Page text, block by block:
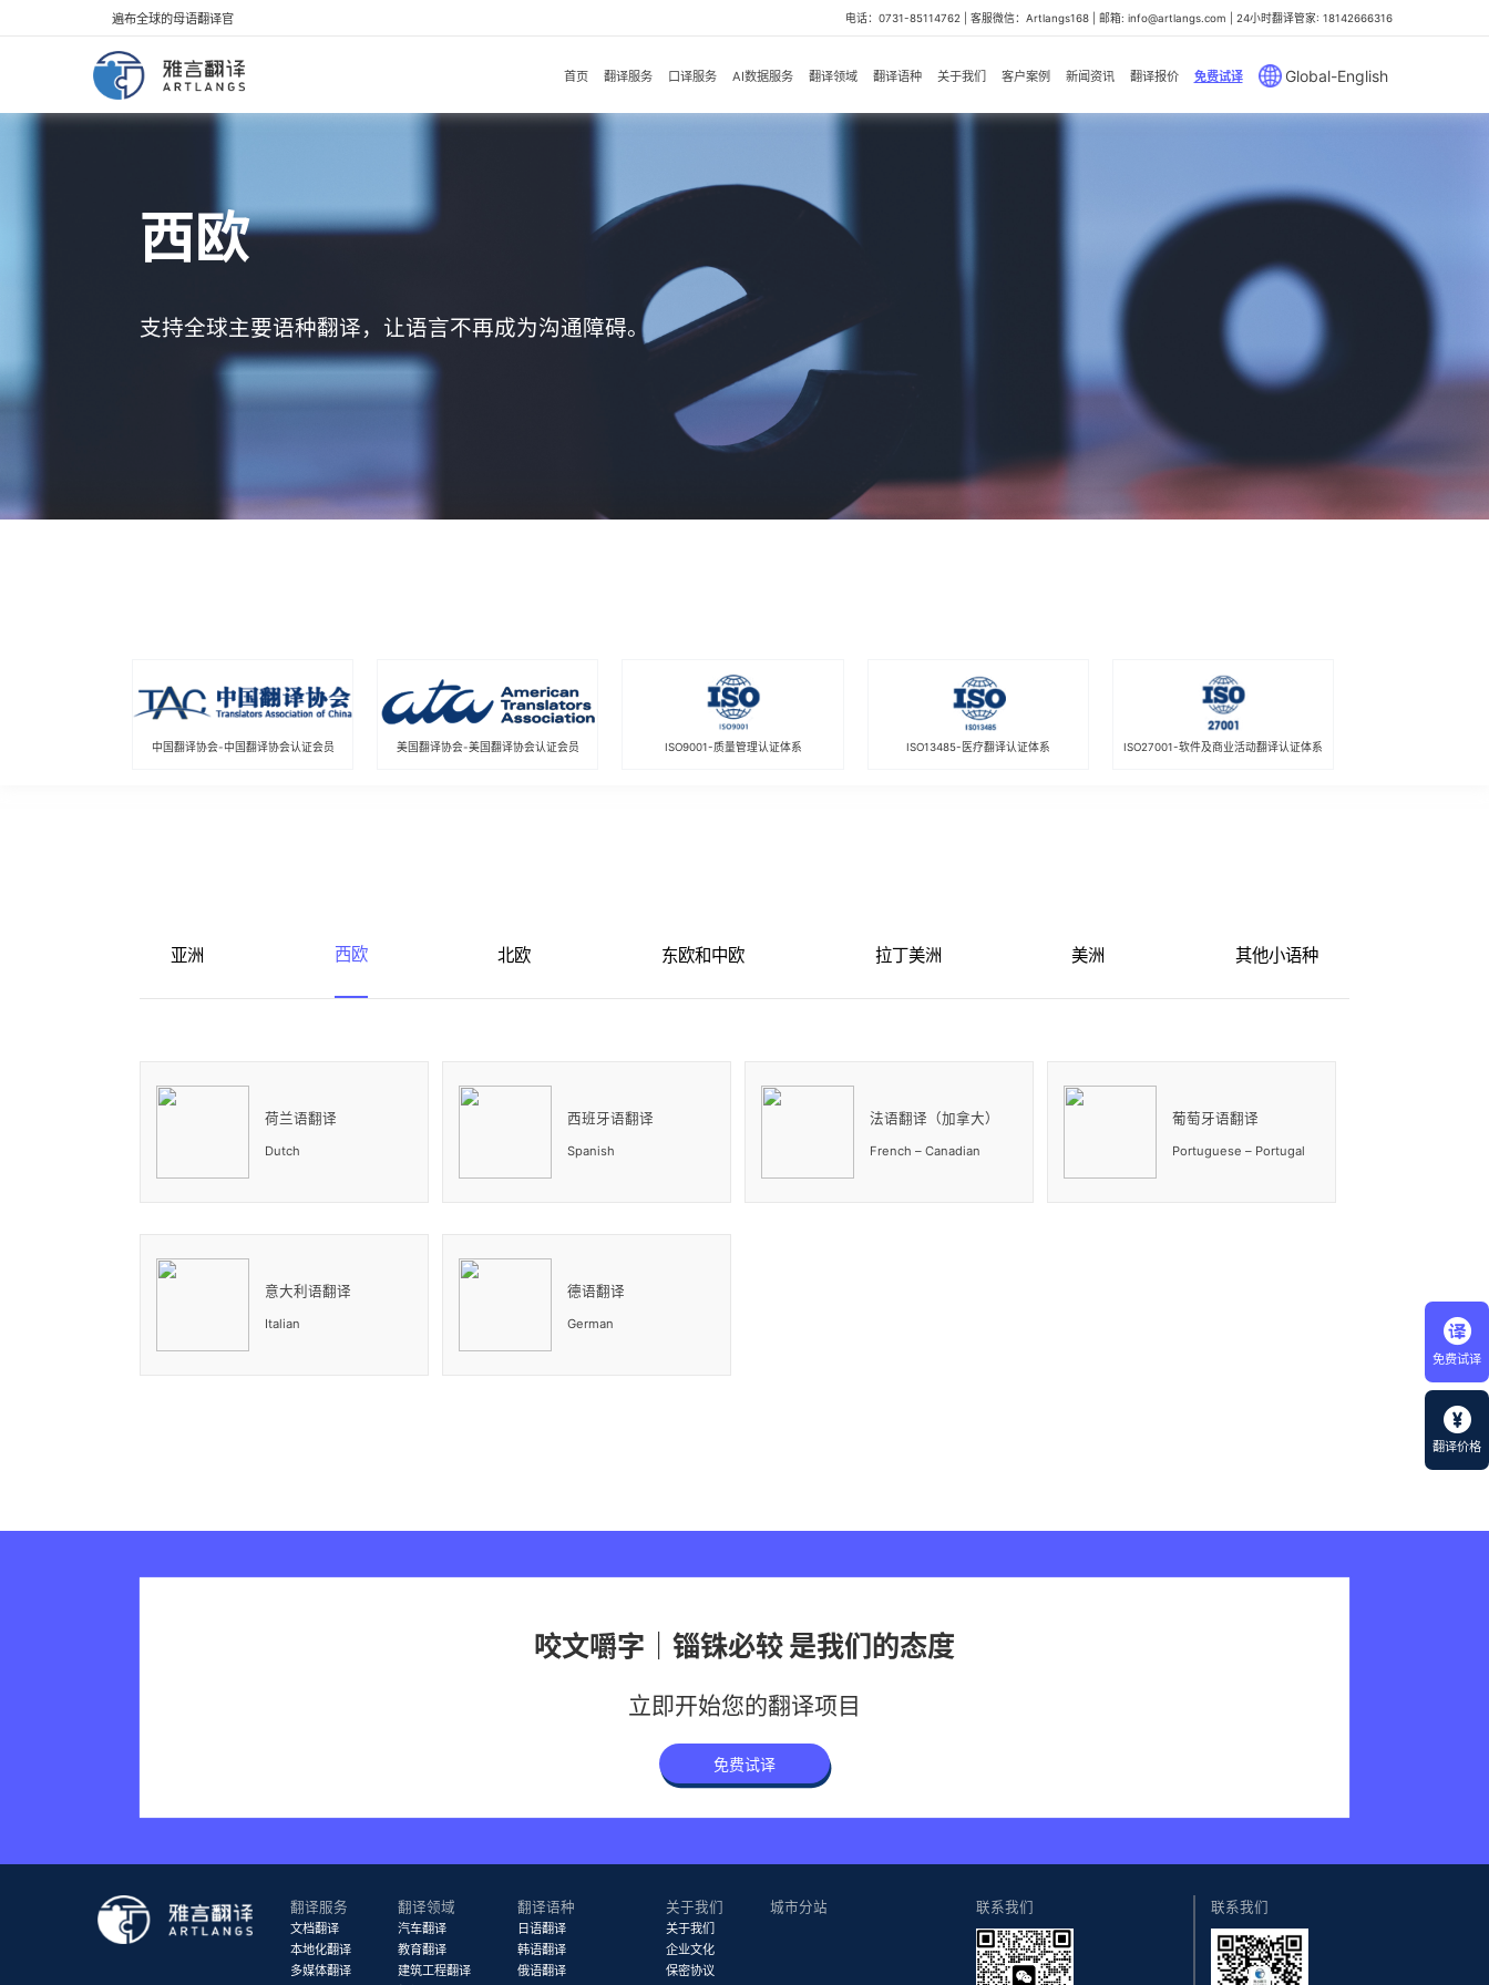
免费试译
翻译价格
遍布全球的母语翻译官 电话：0731-85114762 | 客服微信：Artlangs168 | 邮箱: info@artlangs.com | 24小时翻译管家: 18142666316
首页 翻译服务 口译服务 AI数据服务 翻译领域 翻译语种 关于我们 客户案例 新闻资讯 翻译报价 免费试译 Global-English
西欧
支持全球主要语种翻译，让语言不再成为沟通障碍。
中国翻译协会-中国翻译协会认证会员 美国翻译协会-美国翻译协会认证会员 ISO9001-质量管理认证体系 ISO13485-医疗翻译认证体系 ISO27001-软件及商业活动翻译认证体系
亚洲 西欧 北欧 东欧和中欧 拉丁美洲 美洲 其他小语种
荷兰语翻译
Dutch
西班牙语翻译
Spanish
法语翻译（加拿大）
French – Canadian
葡萄牙语翻译
Portuguese – Portugal
意大利语翻译
Italian
德语翻译
German
咬文嚼字｜锱铢必较 是我们的态度
立即开始您的翻译项目
免费试译
翻译服务
文档翻译
本地化翻译
多媒体翻译
翻译领域
汽车翻译
教育翻译
建筑工程翻译
翻译语种
日语翻译
韩语翻译
俄语翻译
关于我们
关于我们
企业文化
保密协议
城市分站 联系我们 联系我们